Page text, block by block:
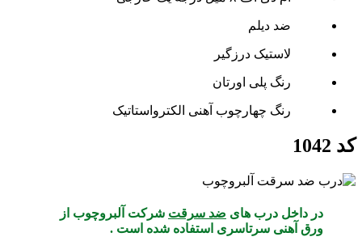
ضد دیلم
لاستیک درزگیر
رنگ پلی اورتان
رنگ چهارچوب آهنی الکترواستاتیک
کد 1042
در داخل درب های ضد سرقت شرکت آلبروچوب از
ورق آهنی سرتاسری استفاده شده است .